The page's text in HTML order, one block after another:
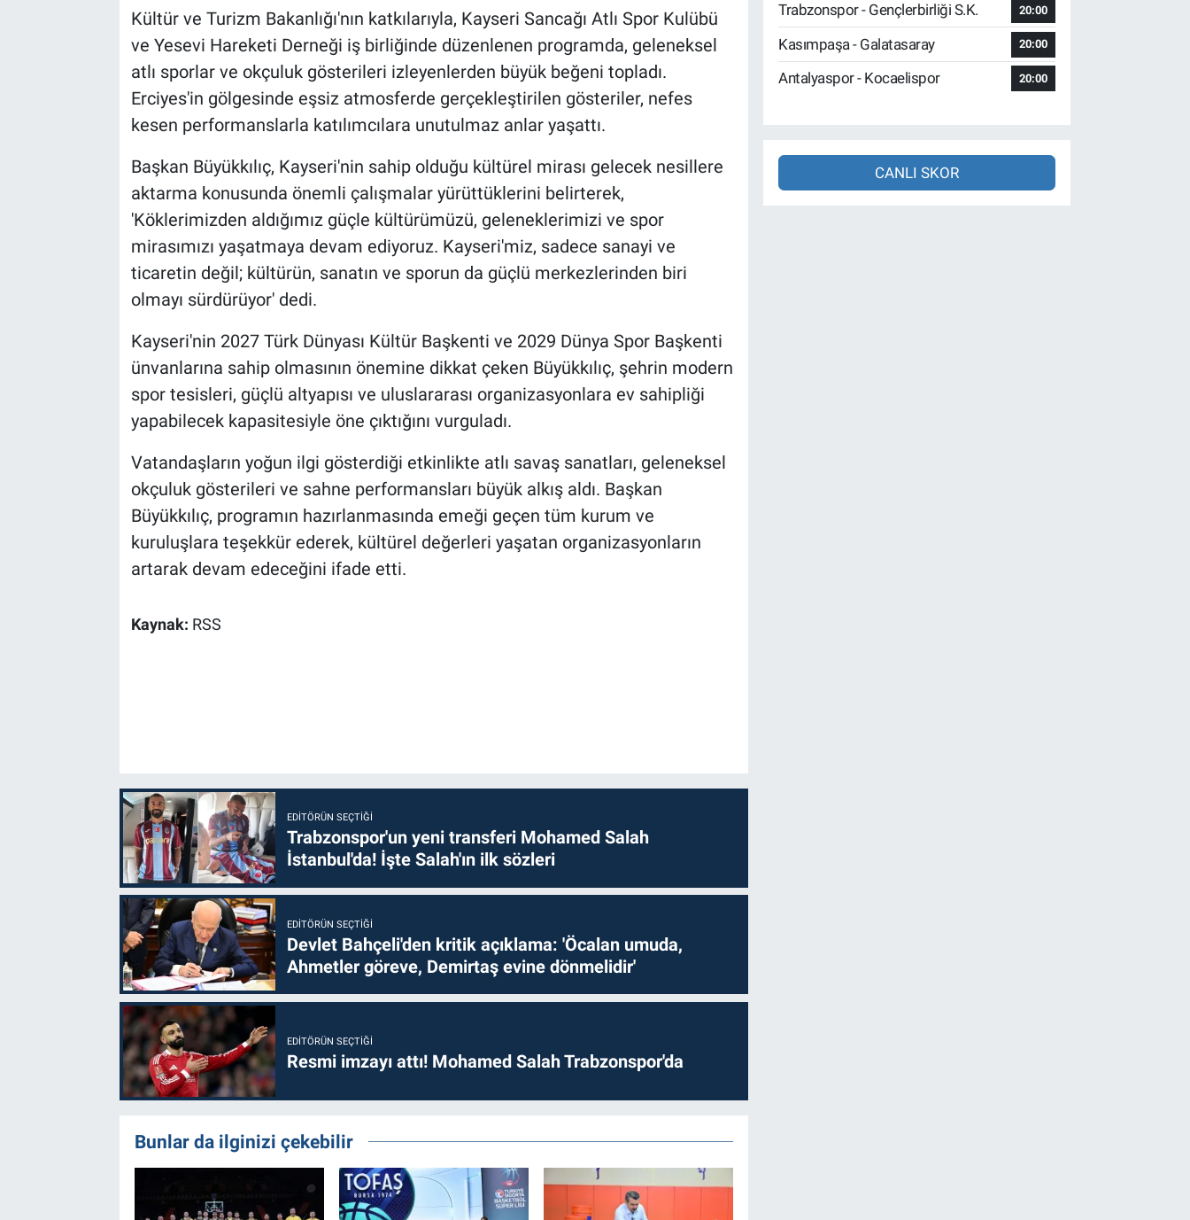
Kültür ve Turizm Bakanlığı'nın katkılarıyla, Kayseri Sancağı Atlı Spor Kulübü
ve Yesevi Hareketi Derneği iş birliğinde düzenlenen programda, geleneksel
atlı sporlar ve okçuluk gösterileri izleyenlerden büyük beğeni topladı.
Erciyes'in gölgesinde eşsiz atmosferde gerçekleştirilen gösteriler, nefes
kesen performanslarla katılımcılara unutulmaz anlar yaşattı.
Başkan Büyükkılıç, Kayseri'nin sahip olduğu kültürel mirası gelecek nesillere
aktarma konusunda önemli çalışmalar yürüttüklerini belirterek,
'Köklerimizden aldığımız güçle kültürümüzü, geleneklerimizi ve spor
mirasımızı yaşatmaya devam ediyoruz. Kayseri'miz, sadece sanayi ve
ticaretin değil; kültürün, sanatın ve sporun da güçlü merkezlerinden biri
olmayı sürdürüyor' dedi.
Kayseri'nin 2027 Türk Dünyası Kültür Başkenti ve 2029 Dünya Spor Başkenti
ünvanlarına sahip olmasının önemine dikkat çeken Büyükkılıç, şehrin modern
spor tesisleri, güçlü altyapısı ve uluslararası organizasyonlara ev sahipliği
yapabilecek kapasitesiyle öne çıktığını vurguladı.
Vatandaşların yoğun ilgi gösterdiği etkinlikte atlı savaş sanatları, geleneksel
okçuluk gösterileri ve sahne performansları büyük alkış aldı. Başkan
Büyükkılıç, programın hazırlanmasında emeği geçen tüm kurum ve
kuruluşlara teşekkür ederek, kültürel değerleri yaşatan organizasyonların
artarak devam edeceğini ifade etti.
Kaynak: RSS
EDITÖRÜN SEÇTIĞI
Trabzonspor'un yeni transferi Mohamed Salah
İstanbul'da! İşte Salah'ın ilk sözleri
EDITÖRÜN SEÇTIĞI
Devlet Bahçeli'den kritik açıklama: 'Öcalan umuda,
Ahmetler göreve, Demirtaş evine dönmelidir'
EDITÖRÜN SEÇTIĞI
Resmi imzayı attı! Mohamed Salah Trabzonspor'da
Bunlar da ilginizi çekebilir
Trabzonspor - Gençlerbirliği S.K. 20:00
Kasımpaşa - Galatasaray 20:00
Antalyaspor - Kocaelispor 20:00
CANLI SKOR